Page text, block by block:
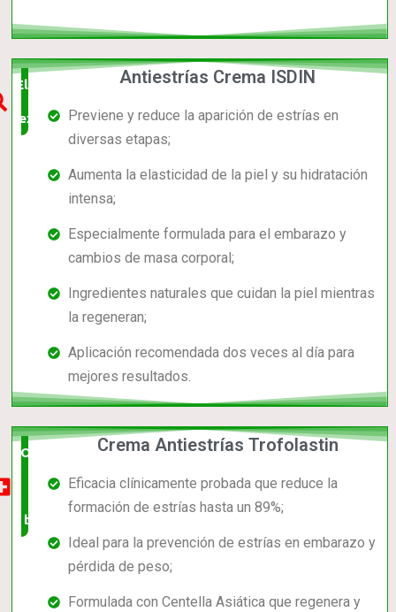
Elección
experta
Antiestrías Crema ISDIN
Previene y reduce la aparición de estrías en
diversas etapas;
Aumenta la elasticidad de la piel y su hidratación
intensa;
Especialmente formulada para el embarazo y
cambios de masa corporal;
Ingredientes naturales que cuidan la piel mientras
la regeneran;
Aplicación recomendada dos veces al día para
mejores resultados.
Opción
muy
buena
Crema Antiestrías Trofolastin
Eficacia clínicamente probada que reduce la
formación de estrías hasta un 89%;
Ideal para la prevención de estrías en embarazo y
pérdida de peso;
Formulada con Centella Asiática que regenera y